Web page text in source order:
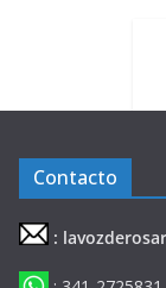
Contacto
: